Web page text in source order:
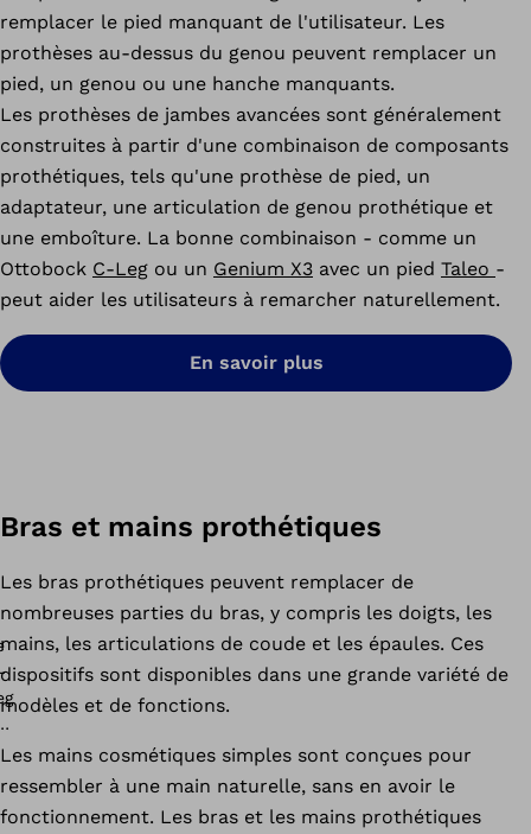
remplacer le pied manquant de l'utilisateur. Les
prothèses au-dessus du genou peuvent remplacer un
pied, un genou ou une hanche manquants.
Les prothèses de jambes avancées sont généralement
construites à partir d'une combinaison de composants
prothétiques, tels qu'une prothèse de pied, un
adaptateur, une articulation de genou prothétique et
une emboîture. La bonne combinaison - comme un
Ottobock C-Leg ou un Genium X3 avec un pied Taleo -
peut aider les utilisateurs à remarcher naturellement.
En savoir plus
Bras et mains prothétiques
Les bras prothétiques peuvent remplacer de
nombreuses parties du bras, y compris les doigts, les
mains, les articulations de coude et les épaules. Ces
dispositifs sont disponibles dans une grande variété de
modèles et de fonctions.
Les mains cosmétiques simples sont conçues pour
ressembler à une main naturelle, sans en avoir le
fonctionnement. Les bras et les mains prothétiques